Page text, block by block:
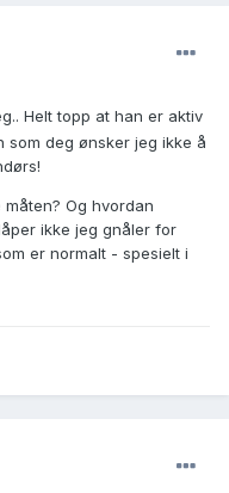
Helt topp at han er aktiv
som deg ønsker jeg ikke å
Og hvordan
ikke jeg gnåler for
er normalt - spesielt i